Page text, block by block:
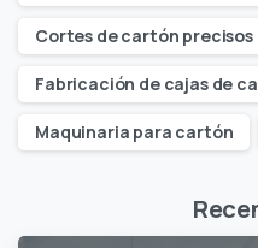
Cortes de cartón precisos
Fabricación de cajas de
Maquinaria para cartón